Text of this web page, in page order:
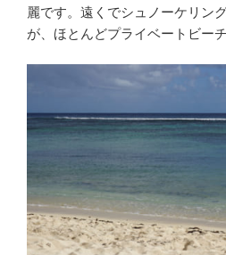
麗です。遠くでシュノーケリン
が、ほとんどプライベートビー